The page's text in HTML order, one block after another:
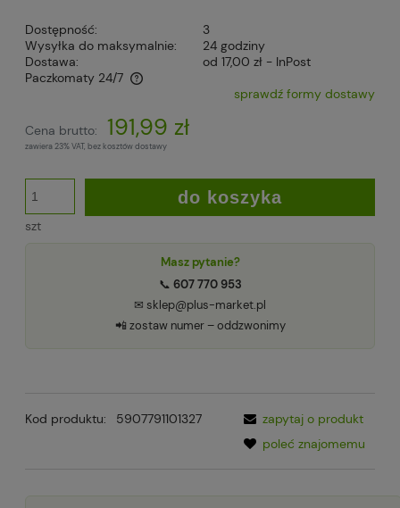
Dostępność:
3
Wysyłka do maksymalnie:
24 godziny
Dostawa:
od 17,00 zł - InPost
Paczkomaty 24/7
Cena nie zawiera ewentualnych kosztów płatnościsprawdź formy dostawy
Cena brutto: 191,99 zł
zawiera 23% VAT, bez kosztów dostawy
szt
do koszyka
Masz pytanie?
📞 607 770 953
✉ sklep@plus-market.pl
📲 zostaw numer – oddzwonimy
Kod produktu: 5907791101327
zapytaj o produkt
poleć znajomemu